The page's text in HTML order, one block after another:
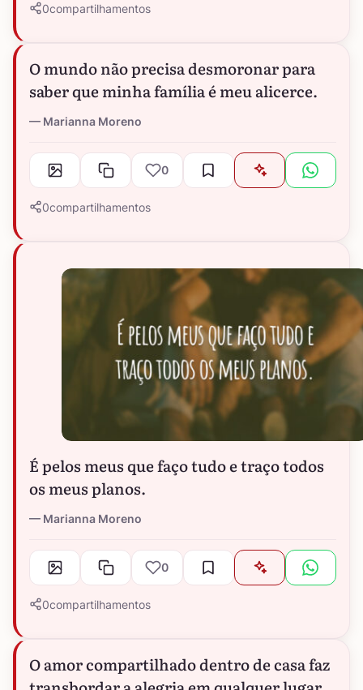
0compartilhamentos
O mundo não precisa desmoronar para
saber que minha família é meu alicerce.
Marianna Moreno
0
0compartilhamentos
É pelos meus que faço tudo e traço todos
os meus planos.
Marianna Moreno
0
0compartilhamentos
O amor compartilhado dentro de casa faz